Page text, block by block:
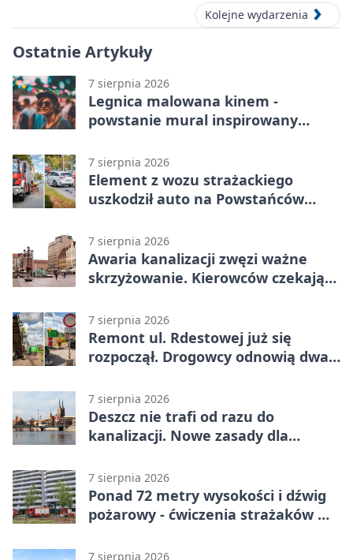
Kolejne wydarzenia
Ostatnie Artykuły
7 sierpnia 2026
Legnica malowana kinem -
powstanie mural inspirowany
7 sierpnia 2026
Element z wozu strażackiego
uszkodził auto na Powstańców
7 sierpnia 2026
Awaria kanalizacji zwęzi ważne
skrzyżowanie. Kierowców czekają
7 sierpnia 2026
Remont ul. Rdestowej już się
rozpoczął. Drogowcy odnowią dwa
7 sierpnia 2026
Deszcz nie trafi od razu do
kanalizacji. Nowe zasady dla
7 sierpnia 2026
Ponad 72 metry wysokości i dźwig
pożarowy - ćwiczenia strażaków we
7 sierpnia 2026